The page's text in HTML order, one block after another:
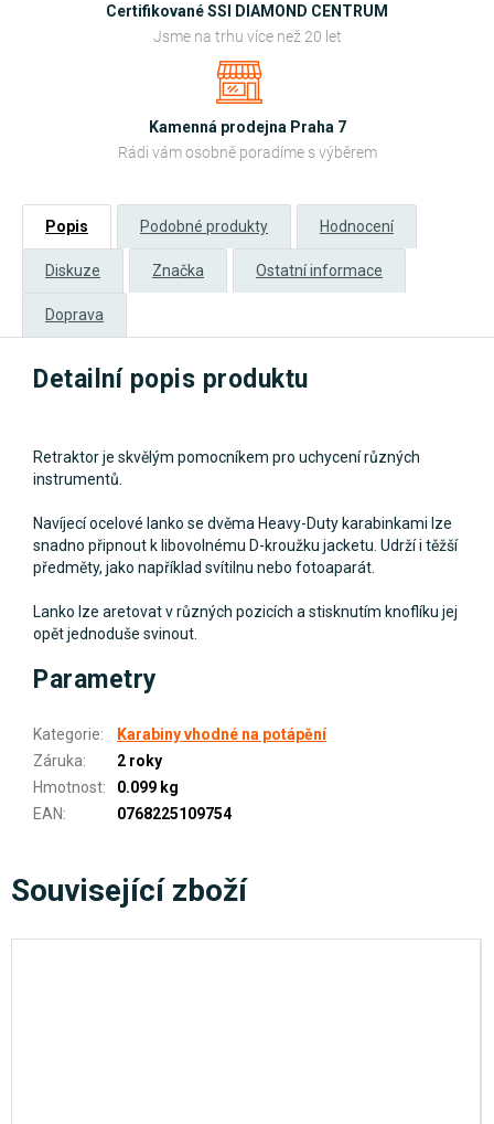
Certifikované SSI DIAMOND CENTRUM
Jsme na trhu více než 20 let
Kamenná prodejna Praha 7
Rádi vám osobně poradíme s výběrem
Popis Podobné produkty Hodnocení
Diskuze Značka Ostatní informace
Doprava
Detailní popis produktu
Retraktor je skvělým pomocníkem pro uchycení různých
instrumentů.
Navíjecí ocelové lanko se dvěma Heavy-Duty karabinkami lze
snadno připnout k libovolnému D-kroužku jacketu. Udrží i těžší
předměty, jako například svítilnu nebo fotoaparát.
Lanko lze aretovat v různých pozicích a stisknutím knoflíku jej
opět jednoduše svinout.
Parametry
Kategorie:
Karabiny vhodné na potápění
Záruka:
2 roky
Hmotnost:
0.099 kg
EAN: 0768225109754
Související zboží